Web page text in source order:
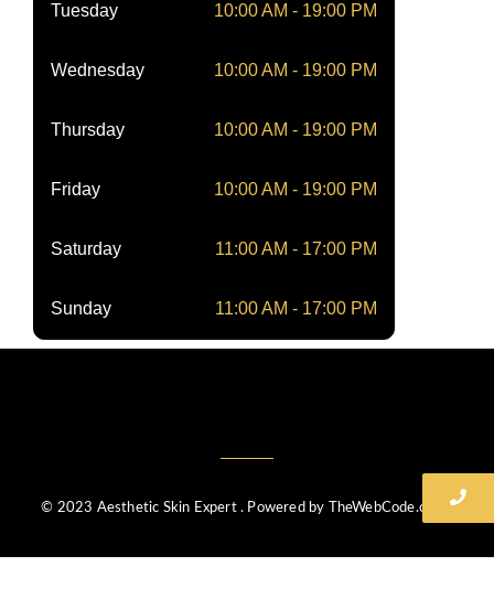
Tuesday 10:00 AM - 19:00 PM
Wednesday 10:00 AM - 19:00 PM
Thursday 10:00 AM - 19:00 PM
Friday 10:00 AM - 19:00 PM
Saturday 11:00 AM - 17:00 PM
Sunday 11:00 AM - 17:00 PM
© 2023 Aesthetic Skin Expert . Powered by TheWebCode.co.uk